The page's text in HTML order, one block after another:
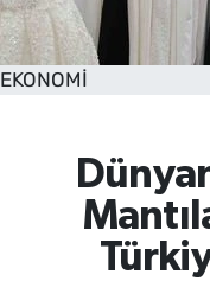
EKONOMİ